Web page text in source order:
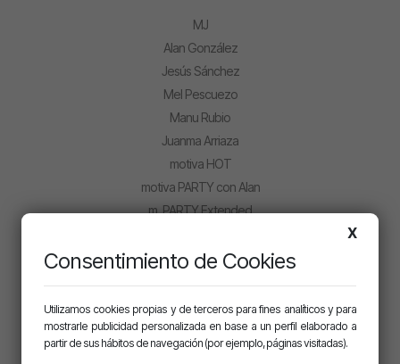
MJ
Alan González
Jesús Sánchez
Mel Pescuezo
Manu Rubio
Juanma Arriaza
motiva HOT
motiva PARTY con Alan
m. PARTY Extended
Regístrate
X
Consentimiento de Cookies
Utilizamos cookies propias y de terceros para fines analíticos y para
mostrarle publicidad personalizada en base a un perfil elaborado a
partir de sus hábitos de navegación (por ejemplo, páginas visitadas).